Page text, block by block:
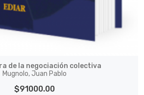
de la negociación colectiva
Mugnolo, Juan Pablo
$91000.00